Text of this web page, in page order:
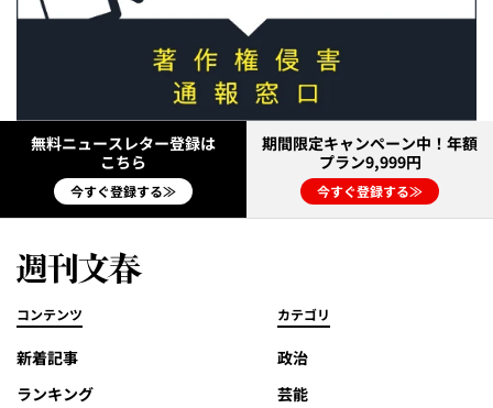
無料ニュースレター登録は
こちら
今すぐ登録する≫
期間限定キャンペーン中！年額
プラン9,999円
今すぐ登録する≫
コンテンツ
新着記事
ランキング
カテゴリ
政治
芸能